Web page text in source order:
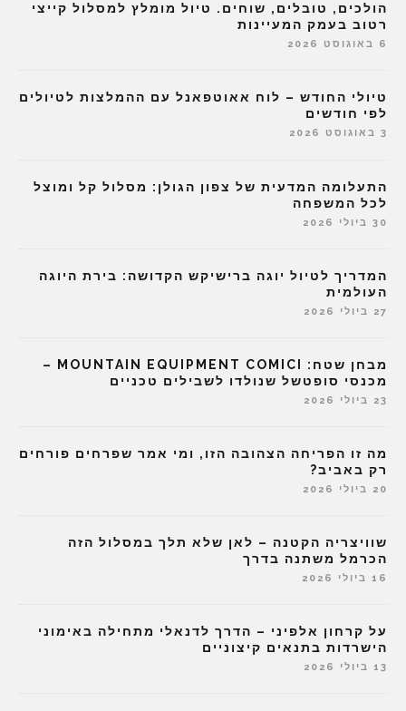
הולכים, טובלים, שוחים. טיול מומלץ למסלול קייצי
רטוב בעמק המעיינות
6 באוגוסט 2026
טיולי החודש – לוח אאוטפאנל עם ההמלצות לטיולים
לפי חודשים
3 באוגוסט 2026
התעלומה המדעית של צפון הגולן: מסלול קל ומוצל
לכל המשפחה
30 ביולי 2026
המדריך לטיול יוגה ברישיקש הקדושה: בירת היוגה
העולמית
27 ביולי 2026
מבחן שטח: MOUNTAIN EQUIPMENT COMICI –
מכנסי סופטשל שנולדו לשבילים טכניים
23 ביולי 2026
מה זו הפריחה הצהובה הזו, ומי אמר שפרחים פורחים
רק באביב?
20 ביולי 2026
שוויצריה הקטנה – לאן שלא תלך במסלול הזה
הכרמל משתנה בדרך
16 ביולי 2026
על קרחון אלפיני – הדרך לדנאלי מתחילה באימוני
הישרדות בתנאים קיצוניים
13 ביולי 2026